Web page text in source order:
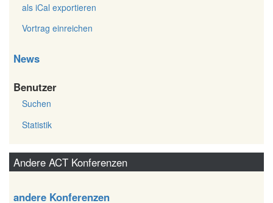
als iCal exportieren
Vortrag einreichen
News
Benutzer
Suchen
Statistik
Andere ACT Konferenzen
andere Konferenzen